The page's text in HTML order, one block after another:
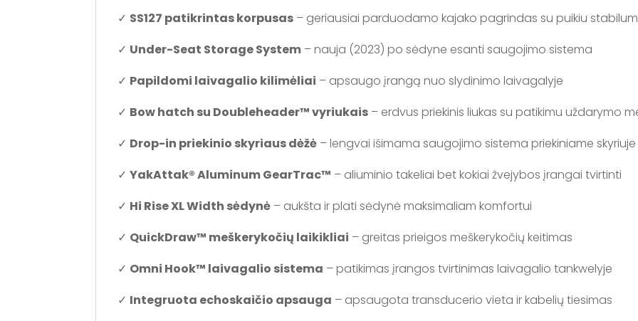
✓ SS127 patikrintas korpusas – geriausiai parduodamo kajako pagrindas su puikiu
✓ Under-Seat Storage System – nauja (2023) po sėdyne esanti saugojimo sistema
✓ Papildomi laivagalio kilimėliai – apsaugo įrangą nuo slydinimo laivagalyje
✓ Bow hatch su Doubleheader™ vyriukais – erdvus priekinis liukas su patikimu uždarymo
✓ Drop-in priekinio skyriaus dėžė – lengvai išimama saugojimo sistema priekiniame skyriuje
✓YakAttak® Aluminum GearTrac™ – aliuminio takeliai bet kokiai žvejybos įrangai tvirtinti
✓ Hi Rise XL Width sėdynė – aukšta ir plati sėdynė maksimaliam komfortui
✓ QuickDraw™ meškerykočių laikikliai – greitas prieigos meškerykočių keitimas
✓ Omni Hook™ laivagalio sistema – patikimas įrangos tvirtinimas laivagalio tankwelyje
✓ Integruota echoskaičio apsauga – apsaugota transducerio vieta ir kabelių tiesimas